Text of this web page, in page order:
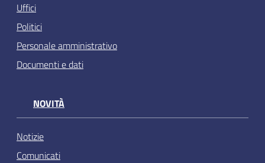
Uffici
Politici
Personale amministrativo
Documenti e dati
NOVITÀ
Notizie
Comunicati